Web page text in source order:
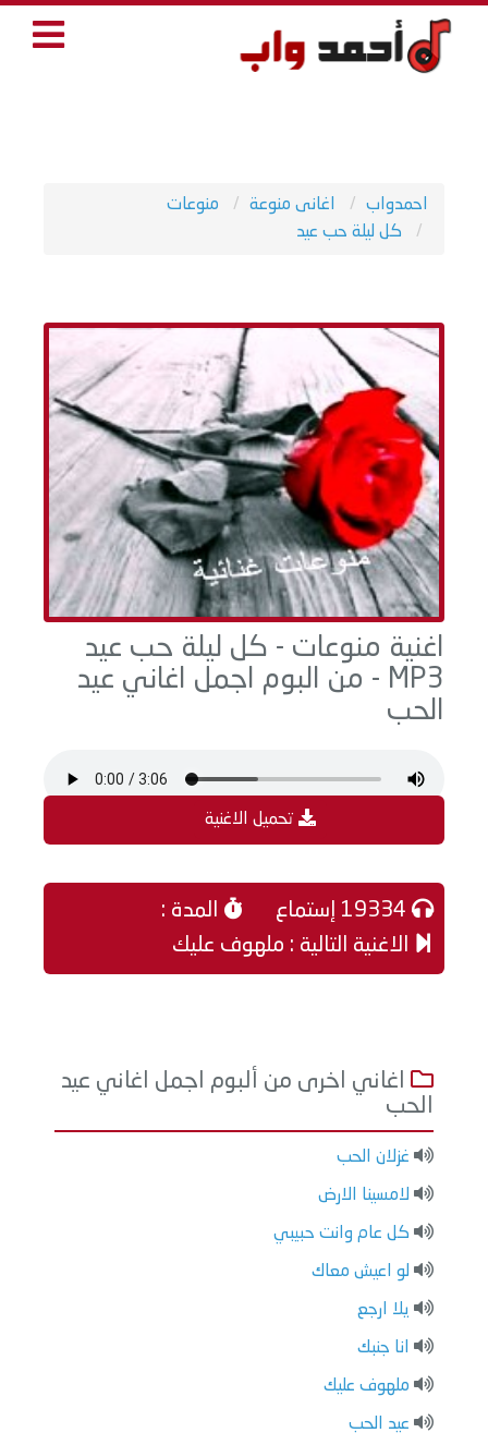
احمدواب اغانى منوعة
منوعات
كل ليلة حب عيد
اغنية منوعات - كل ليلة حب عيد
MP3 - من البوم اجمل اغاني عيد
الحب
تحميل الاغنية
المدة :
الاغنية التالية : ملهوف عليك
اغاني اخرى من ألبوم اجمل اغاني عيد
الحب
غزلان الحب
لامسينا الارض
كل عام وانت حبيبي
لو اعيش معاك
يلا ارجع
انا جنبك
ملهوف عليك
عيد الحب